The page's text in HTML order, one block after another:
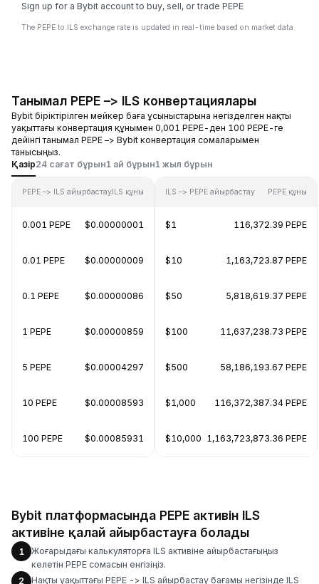
Sign up for a Bybit account to buy, sell, or trade PEPE
The PEPE to ILS exchange rate is updated in real-time based on market data.
Танымал PEPE –> ILS конвертациялары
Bybit біріктірілген мейкер баға ұсыныстарына негізделген нақты
уақыттағы конвертация құнымен 0,001 PEPE-ден 100 PEPE-ге
дейінгі танымал PEPE –> Bybit конвертация сомаларымен
танысыңыз.
Қазір24 сағат бұрын1 ай бұрын1 жыл бұрын
PEPE –> ILS айырбастауILS құны
0.001 PEPE $0.00000001
0.01 PEPE $0.00000009
0.1 PEPE $0.00000086
1 PEPE $0.00000859
5 PEPE $0.00004297
10 PEPE $0.00008593
100 PEPE $0.00085931
ILS –> PEPE айырбастау PEPE құны
$1 116,372.39 PEPE
$10 1,163,723.87 PEPE
$50 5,818,619.37 PEPE
$100 11,637,238.73 PEPE
$500 58,186,193.67 PEPE
$1,000 116,372,387.34 PEPE
$10,000 1,163,723,873.36 PEPE
Bybit платформасында PEPE активін ILS
активіне қалай айырбастауға болады
1
Жоғарыдағы калькуляторға ILS активіне айырбастағыңыз
келетін PEPE сомасын енгізіңіз.
2
Нақты уақыттағы PEPE -> ILS айырбастау бағамы негізінде ILS